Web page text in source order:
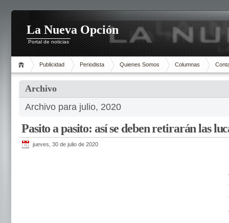
La Nueva Opción
Portal de noticias
Publicidad Periodista Quienes Somos Columnas
Archivo
Archivo para julio, 2020
Pasito a pasito: así se deben retirarán las
jueves, 30 de julio de 2020